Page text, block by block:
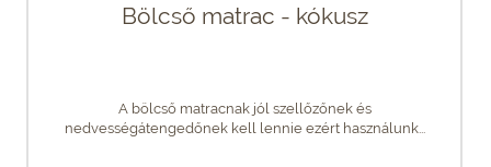
Bölcső matrac - kókusz
A bölcső matracnak jól szellőzőnek és
nedvességátengedőnek kell lennie ezért használunk...